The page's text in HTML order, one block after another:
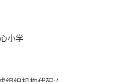
小学